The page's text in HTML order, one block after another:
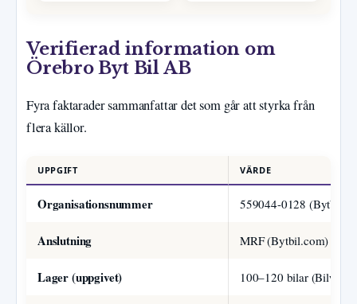
Verifierad information om
Örebro Byt Bil AB
Fyra faktarader sammanfattar det som går att styrka från
flera källor.
UPPGIFT VÄRDE
Organisationsnummer 559044-0128
Anslutning MRF (Bytbil.com)
Lager (uppgivet) 100–120 bilar